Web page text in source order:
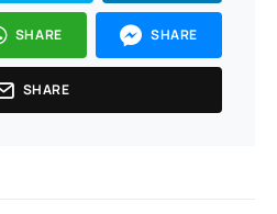
SHARE SHARE
SHARE